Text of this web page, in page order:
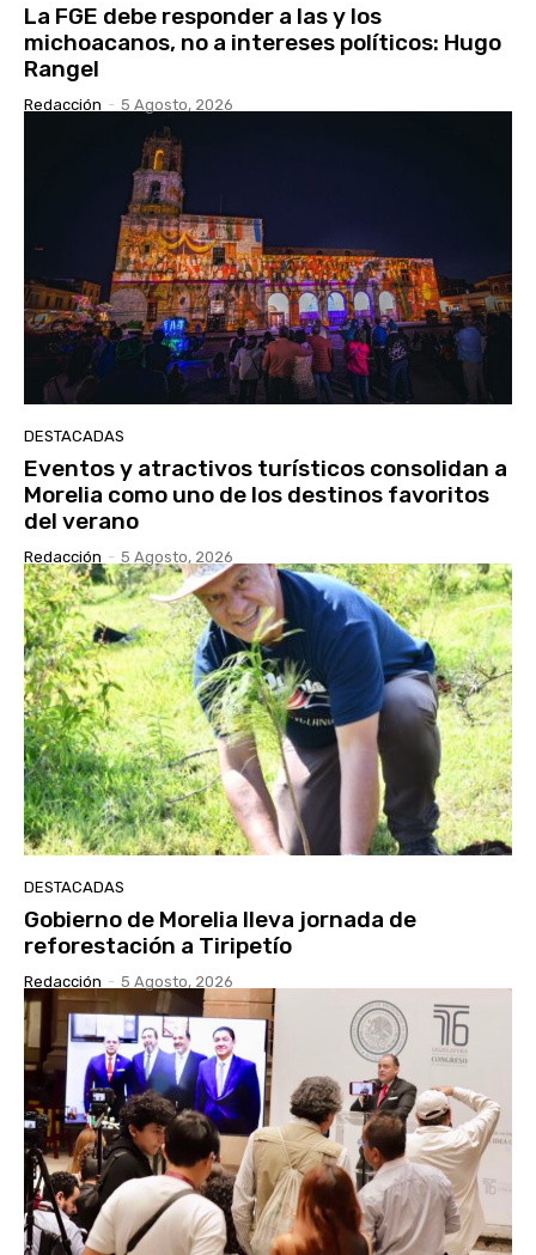
La FGE debe responder a las y los
michoacanos, no a intereses políticos: Hugo
Rangel
Redacción - 5 Agosto, 2026
DESTACADAS
Eventos y atractivos turísticos consolidan a
Morelia como uno de los destinos favoritos
del verano
Redacción - 5 Agosto, 2026
DESTACADAS
Gobierno de Morelia lleva jornada de
reforestación a Tiripetío
Redacción - 5 Agosto, 2026